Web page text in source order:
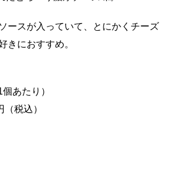
ースが入っていて、とにかくチーズ
きにおすすめ。
あたり）
税込）